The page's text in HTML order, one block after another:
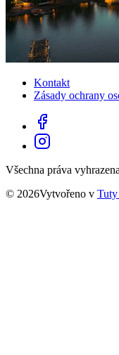
Kontakt
Zásady ochrany
Všechna práva
© 2026Vytvořeno v